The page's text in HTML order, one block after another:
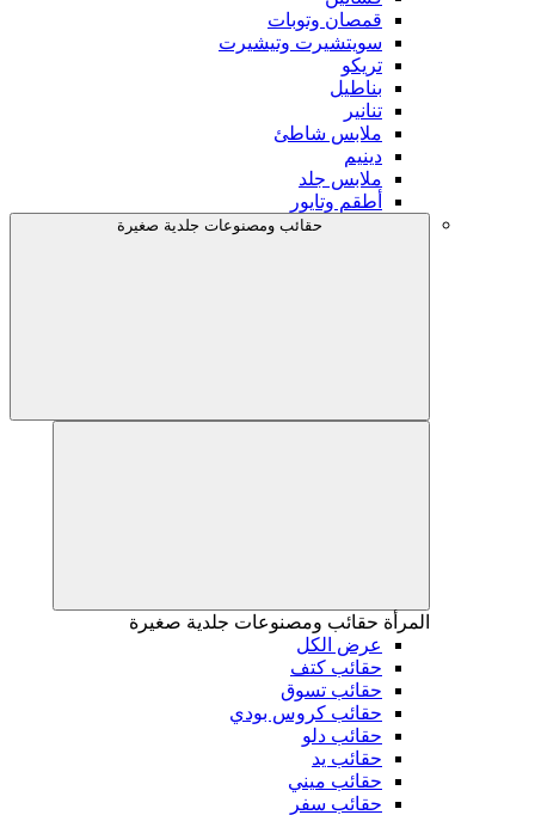
قمصان وتوبات
سويتشيرت وتيشيرت
تريكو
بناطيل
تنانير
ملابس شاطئ
دينيم
ملابس جلد
أطقم وتايور
حقائب ومصنوعات جلدية صغيرة
المرأة حقائب ومصنوعات جلدية صغيرة
عرض الكل
حقائب كتف
حقائب تسوق
حقائب كروس بودي
حقائب دلو
حقائب يد
حقائب ميني
حقائب سفر